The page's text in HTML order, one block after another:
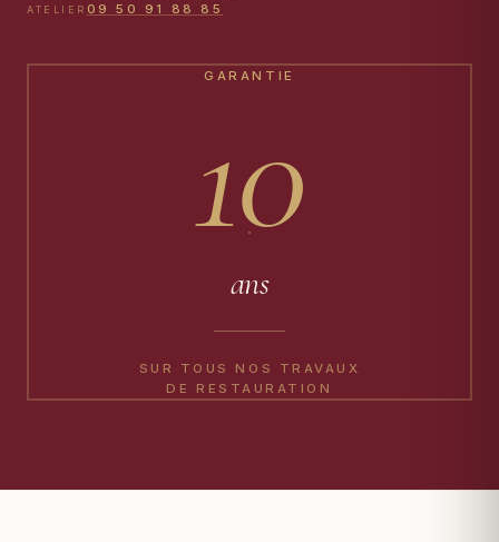
ATELIER 09 50 91 88 85
GARANTIE
10
ans
SUR TOUS NOS TRAVAUX
DE RESTAURATION